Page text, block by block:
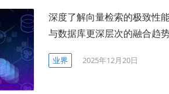
深度了解向量检索的极致性
与数据库更深层次的融合趋
业界 2025年12月20日